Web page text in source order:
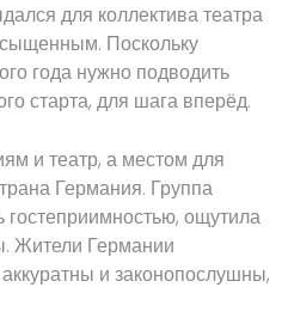
для коллектива театра
Поскольку
года нужно подводить
старта, для шага вперёд.
и театр, а местом для
Германия. Группа
гостеприимностью, ощутила
Жители Германии
и законопослушны,